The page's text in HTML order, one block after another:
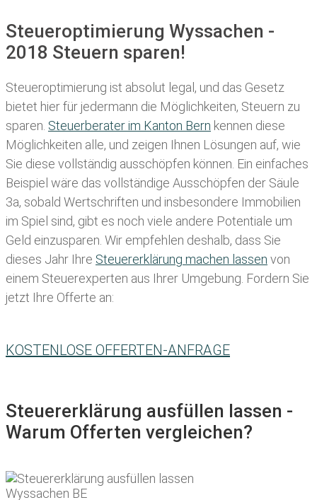
Steueroptimierung Wyssachen -
2018 Steuern sparen!
Steueroptimierung ist absolut legal, und das Gesetz
bietet hier für jedermann die Möglichkeiten, Steuern zu
sparen. Steuerberater im K anton Bern kennen diese
Möglichkeiten alle, und zeigen Ihnen Lösungen auf, wie
Sie diese vollständig ausschöpfen können. Ein einfaches
Beispiel wäre das vollständige Ausschöpfen der Säule
3a, sobald Wertschriften und insbesondere Immobilien
im Spiel sind, gibt es noch viele andere Potentiale um
Geld einzusparen. Wir empfehlen deshalb, dass Sie
dieses Jahr Ihre Steuererklärung machen lassen von
einem Steuerexperten aus Ihrer Umgebung. Fordern Sie
jetzt Ihre Offerte an:
KOSTENLOSE OFFERTEN-ANFRAGE
Steuererklärung ausfüllen lassen -
Warum Offerten vergleichen?